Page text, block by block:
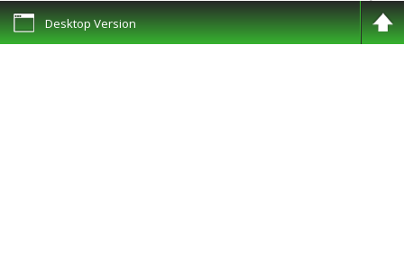
Desktop Version